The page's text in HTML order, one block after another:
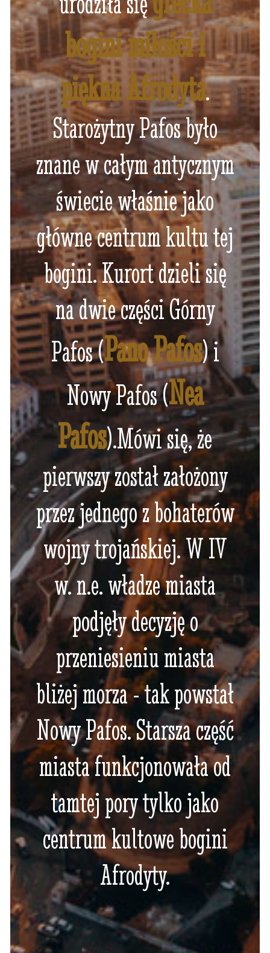
bogini miłości i
piękna Afrodyta.
Starożytny Pafos było
znane w całym antycznym
świecie właśnie jako
główne centrum kultu tej
bogini. Kurort dzieli się
na dwie części Górny
Pafos (Pano Pafos) i
Nowy Pafos (Nea
Pafos).Mówi się, że
pierwszy został założony
przez jednego z bohaterów
wojny trojańskiej. W IV
w. n.e. władze miasta
podjęły decyzję o
przeniesieniu miasta
bliżej morza - tak powstał
Nowy Pafos. Starsza część
miasta funkcjonowała od
tamtej pory tylko jako
centrum kultowe bogini
Afrodyty.